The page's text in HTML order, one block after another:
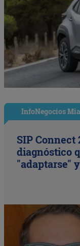
InfoNegocios
SIP Connect
diagnóstico
"adaptarse"